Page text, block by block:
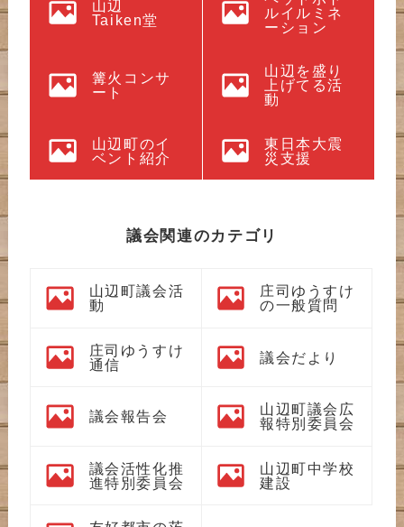
山辺
Taiken堂
ルイルミネ
ーション
篝火コンサ
ート
山辺を盛り
上げてる活
動
山辺町のイ
ベント紹介
東日本大震
災支援
議会関連のカテゴリ
山辺町議会活
動
庄司ゆうすけ
の一般質問
庄司ゆうすけ
通信
議会だより
議会報告会
山辺町議会広
報特別委員会
議会活性化推
進特別委員会
山辺町中学校
建設